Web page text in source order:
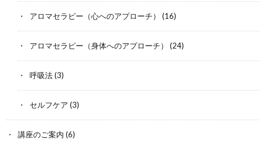
アロマセラピー（心へのアプローチ） (16)
アロマセラピー（身体へのアプローチ） (24)
呼吸法(3)
セルフケア (3)
講座のご案内 (6)